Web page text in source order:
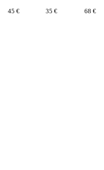
45 € 35 € 68 €